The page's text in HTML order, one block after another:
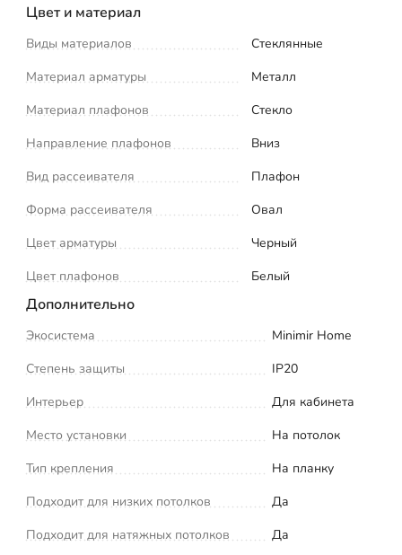
Цвет и материал
Виды материалов
Стеклянные
Материал арматуры
Металл
Материал плафонов
Стекло
Направление плафонов
Вниз
Вид рассеивателя
Плафон
Форма рассеивателя
Овал
Цвет арматуры
Черный
Цвет плафонов
Белый
Дополнительно
Экосистема
Minimir Home
Степень защиты
IP20
Интерьер
Для кабинета
Место установки
На потолок
Тип крепления
На планку
Подходит для низких потолков
Да
Подходит для натяжных потолков
Да